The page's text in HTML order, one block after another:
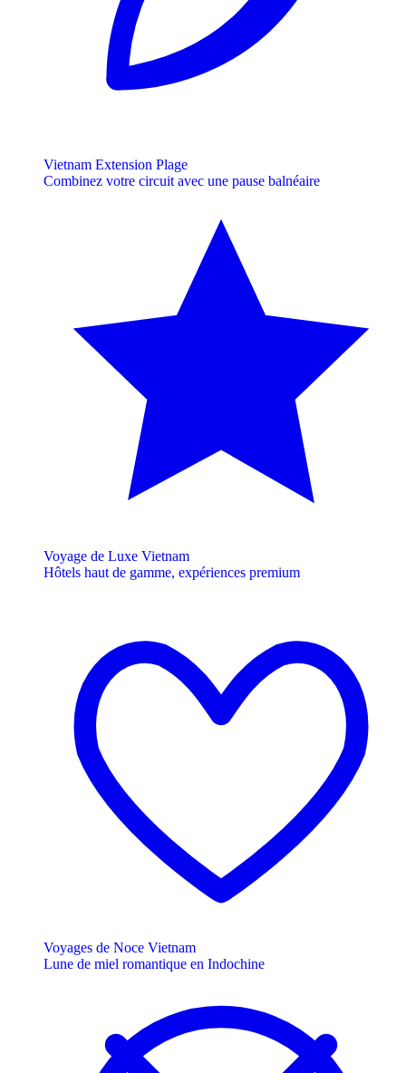
Vietnam Extension Plage
Combinez votre circuit avec une pause balnéaire
Voyage de Luxe Vietnam
Hôtels haut de gamme, expériences premium
Voyages de Noce Vietnam
Lune de miel romantique en Indochine